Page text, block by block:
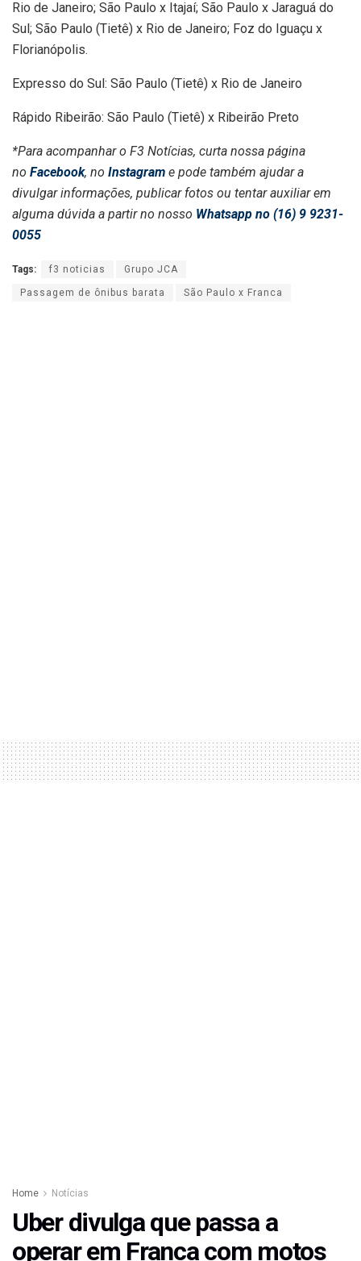
Rio de Janeiro; São Paulo x Itajaí; São Paulo x Jaraguá do
Sul; São Paulo (Tietê) x Rio de Janeiro; Foz do Iguaçu x
Florianópolis.
Expresso do Sul: São Paulo (Tietê) x Rio de Janeiro
Rápido Ribeirão: São Paulo (Tietê) x Ribeirão Preto
*Para acompanhar o F3 Notícias, curta nossa página
no Facebook, no Instagram e pode também ajudar a
divulgar informações, publicar fotos ou tentar auxiliar em
alguma dúvida a partir no nosso Whatsapp no (16) 9 9231-
0055
Tags: f3 noticias Grupo JCA
Passagem de ônibus barata São Paulo x Franca
Home Notícias
Uber divulga que passa a
operar em Franca com motos